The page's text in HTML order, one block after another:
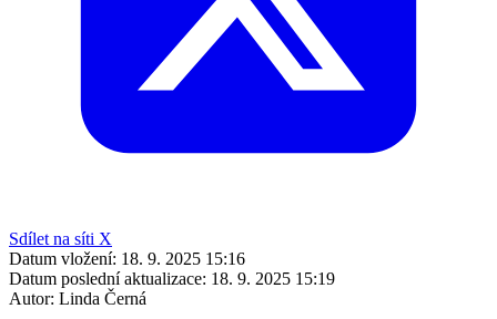
Sdílet na síti X
Datum vložení: 18. 9. 2025 15:16
Datum poslední aktualizace: 18. 9. 2025 15:19
Autor: Linda Černá